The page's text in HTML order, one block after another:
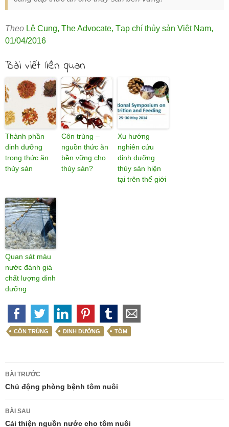
Theo Lê Cung, The Advocate, Tạp chí thủy sản Việt Nam,
01/04/2016
Bài viết liên quan
Thành phần
dinh dưỡng
trong thức ăn
thủy sản
Côn trùng –
nguồn thức ăn
bền vững cho
thủy sản?
Xu hướng
nghiên cứu
dinh dưỡng
thủy sản hiện
tại trên thế giới
Quan sát màu
nước đánh giá
chất lượng dinh
dưỡng
CÔN TRÙNG DINH DƯỠNG TÔM
Điều
hướng
bài
BÀI TRƯỚC
Chủ động phòng bệnh tôm nuôi
BÀI SAU
Cải thiện nguồn nước cho tôm nuôi